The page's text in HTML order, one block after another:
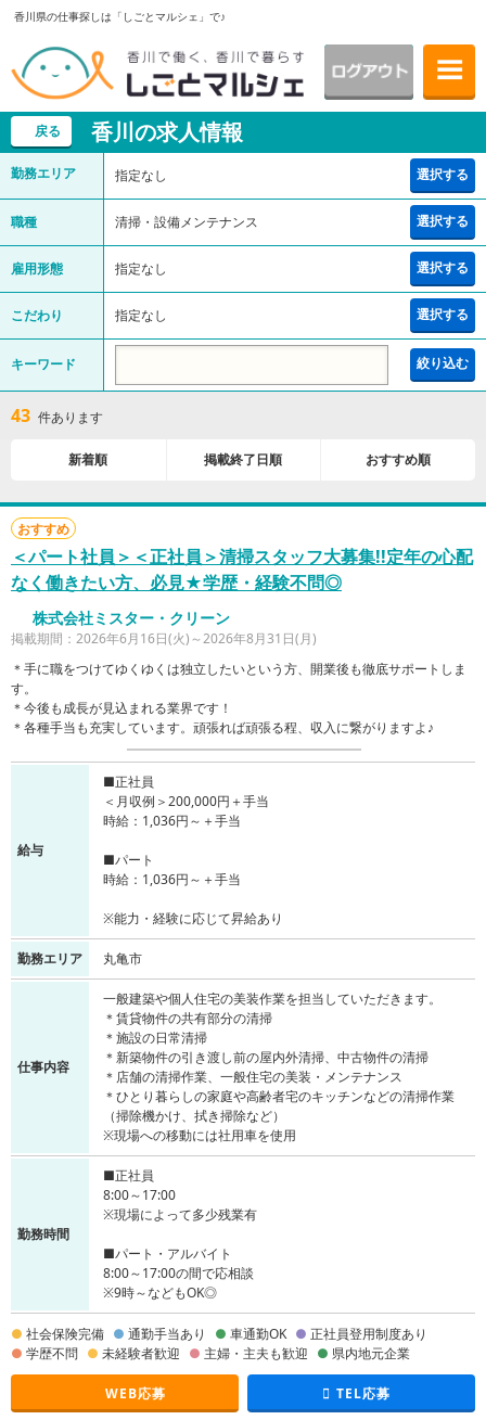
香川県の仕事探しは「しごとマルシェ」で♪
戻る 香川の求人情報
勤務エリア 指定なし 選択する
職種 清掃・設備メンテナンス 選択する
雇用形態 指定なし 選択する
こだわり 指定なし 選択する
キーワード 絞り込む
43 件あります
新着順 掲載終了日順 おすすめ順
おすすめ
＜パート社員＞＜正社員＞清掃スタッフ大募集!!定年の心配
なく働きたい方、必見★学歴・経験不問◎
株式会社ミスター・クリーン
掲載期間：2026年6月16日(火)～2026年8月31日(月)
＊手に職をつけてゆくゆくは独立したいという方、開業後も徹底サポートしま
す。
＊今後も成長が見込まれる業界です！
＊各種手当も充実しています。頑張れば頑張る程、収入に繋がりますよ♪
給与
■正社員
＜月収例＞200,000円＋手当
時給：1,036円～＋手当
■パート
時給：1,036円～＋手当
※能力・経験に応じて昇給あり
勤務エリア 丸亀市
仕事内容
一般建築や個人住宅の美装作業を担当していただきます。
＊賃貸物件の共有部分の清掃
＊施設の日常清掃
＊新築物件の引き渡し前の屋内外清掃、中古物件の清掃
＊店舗の清掃作業、一般住宅の美装・メンテナンス
＊ひとり暮らしの家庭や高齢者宅のキッチンなどの清掃作業
（掃除機かけ、拭き掃除など）
※現場への移動には社用車を使用
勤務時間
■正社員
8:00～17:00
※現場によって多少残業有
■パート・アルバイト
8:00～17:00の間で応相談
※9時～などもOK◎
社会保険完備 通勤手当あり 車通勤OK
正社員登用制度あり
学歴不問
未経験者歓迎 主婦・主夫も歓迎 県内地元企業
WEB応募 TEL応募